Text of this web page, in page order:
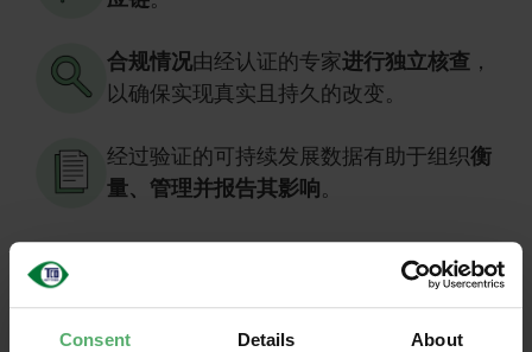
Consent Details About
合规情况由经认证的专家进行独立核查，
以确保实现真实且持久的改变。
经过验证的可持续发展数据有助于组织衡
量、管理并报告其影响。
通过在采购中纳入TCO Certified ，企业不仅能推
动对更可持续的IaaS云解决方案的需求，还能获
得气候影响更小、环境表现更优且供应链更负责